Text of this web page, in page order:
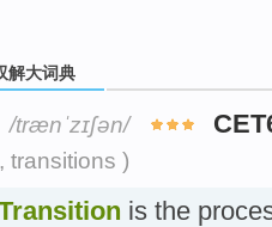
解大词典
/trænˈzɪʃən/
transitions )
is the